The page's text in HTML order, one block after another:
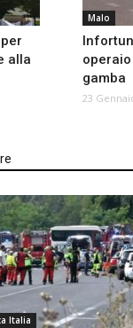
alla
Malo
operaio
gamba
23
Italia